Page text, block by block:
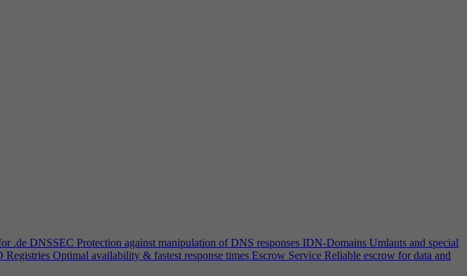
.de DNSSEC Protection against manipulation of DNS responses IDN-Domains Umlauts and special
Registries Optimal availability & fastest response times Escrow Service Reliable escrow for data and